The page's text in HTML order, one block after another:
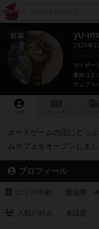
将軍 yu-
2020年
マイボー
参加コミ
ウェブペ
トップ
ボードゲームの沼にどっ
ムカフェをオープンしまし
プロフィール
愛知県
未設定